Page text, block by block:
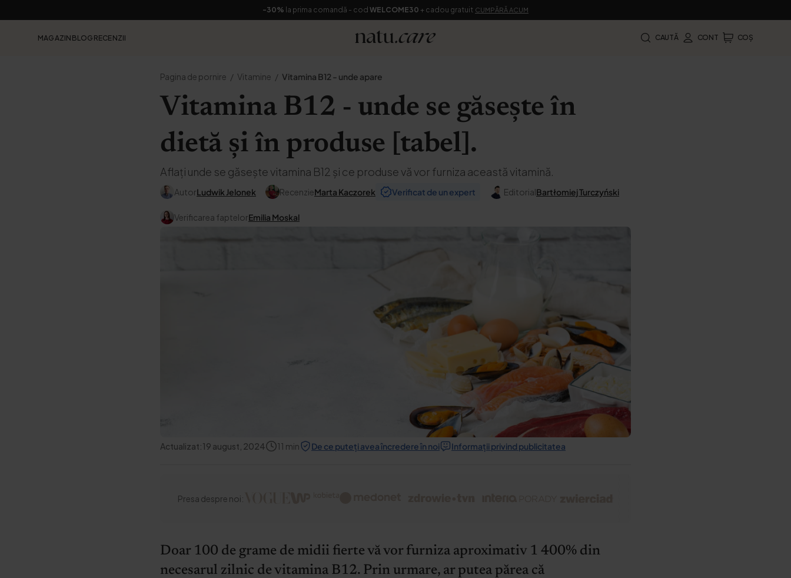
-30% la prima comandă - cod WELCOME30 + cadou gratuit CUMPĂRĂ ACUM
MAGAZIN BLOG RECENZII CAUTĂ CONT COȘ
Pagina de pornire Vitamine Vitamina B12 - unde apare
Vitamina B12 - unde se găsește în
dietă și în produse [tabel].
Aflați unde se găsește vitamina B12 și ce produse vă vor furniza această vitamină.
AutorLudwik Jelonek RecenzieMarta Kaczorek Verificat de un expert EditorialBartłomiej Turczyński
Verificarea faptelorEmilia Moskal
Actualizat:19 august, 2024 11 min De ce puteți avea încredere în noi Informații privind publicitatea
Presa despre noi:
Doar 100 de grame de midii fierte vă vor furniza aproximativ 1 400% din
necesarul zilnic de vitamina B12. Prin urmare, ar putea părea că